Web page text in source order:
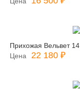
Прихожая Вельвет 14
Цена
22 180 ₽